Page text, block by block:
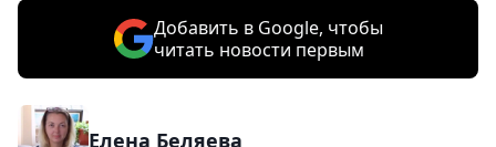
Добавить в Google, чтобы
читать новости первым
Елена Беляева